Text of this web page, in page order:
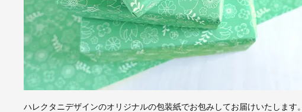
ハレクタニデザインのオリジナルの包装紙でお包みしてお届けいたします。